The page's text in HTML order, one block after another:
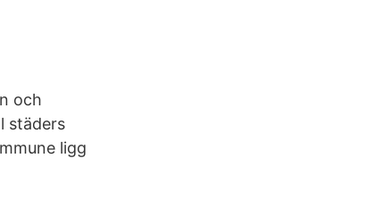
och
städers
ligg